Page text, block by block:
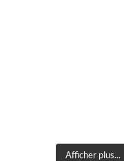
Afficher plus...